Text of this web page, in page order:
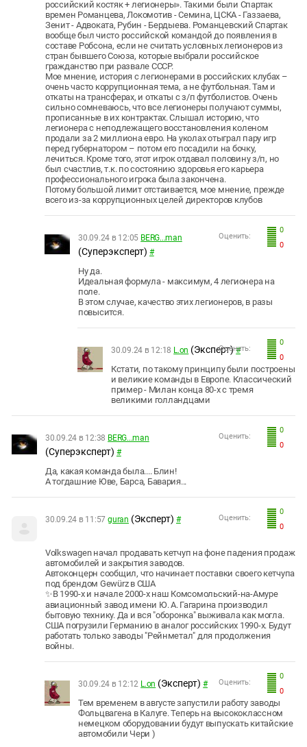
российский костяк + легионеры». Такими были Спартак
времен Романцева, Локомотив - Семина, ЦСКА - Газзаева,
Зенит - Адвоката, Рубин - Бердыева. Романцевский Спартак
вообще был чисто российской командой до появления в
составе Робсона, если не считать условных легионеров из
стран бывшего Союза, которые выбрали российское
гражданство при развале СССР.
Мое мнение, история с легионерами в российских клубах –
очень часто коррупционная тема, а не футбольная. Там и
откаты на трансферах, и откаты с з/п футболистов. Очень
сильно сомневаюсь, что все легионеры получают суммы,
прописанные в их контрактах. Слышал историю, что
легионера с неподлежащего восстановления коленом
продали за 2 миллиона евро. На уколах отыграл пару игр
перед губернатором – потом его посадили на бочку,
лечиться. Кроме того, этот игрок отдавал половину з/п, но
был счастлив, т.к. по состоянию здоровья его карьера
профессионального игрока была закончена.
Потому большой лимит отстаивается, мое мнение, прежде
всего из-за коррупционных целей директоров клубов
0
0
Оценить:
30.09.24 в 12:05 BERG...man
(Суперэксперт) #
Ну да.
Идеальная формула - максимум, 4 легионера на
поле.
В этом случае, качество этих легионеров, в разы
повысится.
0
0
Оценить:
30.09.24 в 12:18 L.on (Эксперт) #
Кстати, по такому принципу были построены
и великие команды в Европе. Классический
пример - Милан конца 80-х с тремя
великими голландцами
0
0
Оценить:
30.09.24 в 12:38 BERG...man
(Суперэксперт) #
Да, какая команда была.... Блин!
А тогдашние Юве, Барса, Бавария...
0
0
Оценить:
30.09.24 в 11:57 guran (Эксперт) #
Volkswagen начал продавать кетчуп на фоне падения продаж
автомобилей и закрытия заводов.
Автоконцерн сообщил, что начинает поставки своего кетчупа
под брендом Gewürz в США
✨В 1990-х и начале 2000-х наш Комсомольский-на-Амуре
авиационный завод имени Ю. А. Гагарина производил
бытовую технику. Да и вся "оборонка" выживала как могла.
США погрузили Германию в аналог российских 1990-х. Будут
работать только заводы "Рейнметал" для продолжения
войны.
0
0
Оценить:
30.09.24 в 12:12 L.on (Эксперт) #
Тем временем в августе запустили работу заводы
Фольцвагена в Калуге. Теперь на высококлассном
немецком оборудовании будут выпускать китайские
автомобили Чери )